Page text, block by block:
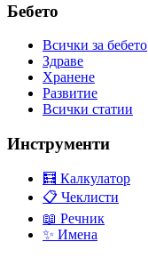
Бебето
Всички за бебето
Здраве
Хранене
Развитие
Всички статии
Инструменти
🧮 Калкулатор
📋 Чеклисти
📖 Речник
✨ Имена